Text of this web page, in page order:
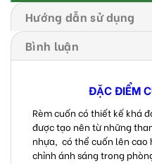
Hướng dẫn sử dụng
Bình luận
ĐẶC ĐIỂM
Rèm cuốn có thiết kế khá
được tạo nên từ những
nhựa, có thể cuốn lên cao
chỉnh ánh sáng trong